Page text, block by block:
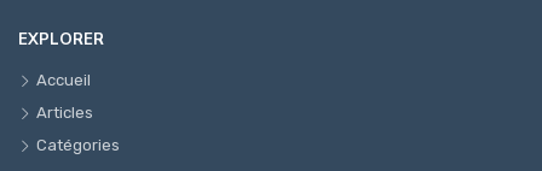
EXPLORER
Accueil
Articles
Catégories